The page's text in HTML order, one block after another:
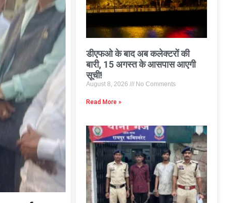
डीएफओ के बाद अब कलेक्टरों की
बारी, 15 अगस्त के आसपास आएगी
सूची!
August 8, 2026 No Comments
Read More »